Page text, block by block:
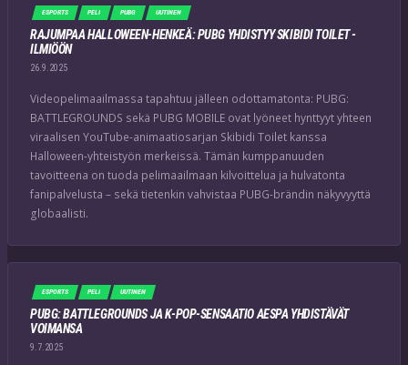
ESPORTS PELI PUBG UUTINEN
RAJUMPAA HALLOWEEN-HENKEÄ: PUBG YHDISTYY SKIBIDI TOILET -
ILMIÖÖN
26.9.2025
Videopelimaailmassa tapahtuu jälleen odottamatonta: PUBG:
BATTLEGROUNDS sekä PUBG MOBILE ovat lyöneet hynttyyt yhteen
viraalisen YouTube-animaatiosarjan Skibidi Toilet kanssa
Halloween-yhteistyön merkeissä. Tämän kumppanuuden
tavoitteena on tuoda pelimaailmaan kilvoittelua ja hulvatonta
fanipalvelusta – sekä tietenkin vahvistaa PUBG-brändin näkyvyyttä
globaalisti.
ESPORTS PELI UUTINEN
PUBG: BATTLEGROUNDS JA K-POP-SENSAATIO AESPA YHDISTÄVÄT
VOIMANSA
9.7.2025